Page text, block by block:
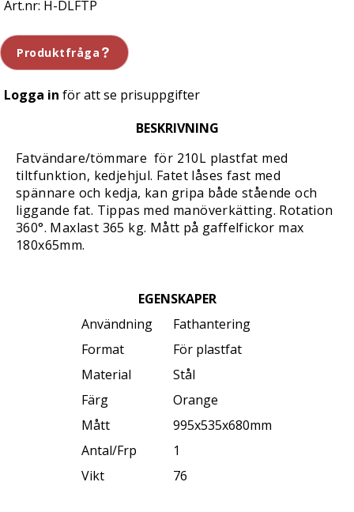
H-DLFTP
Produktfråga
Logga in för att se prisuppgifter
BESKRIVNING
Fatvändare/tömmare för 210L plastfat med
tiltfunktion, kedjehjul. Fatet låses fast med
spännare och kedja, kan gripa både stående och
liggande fat. Tippas med manöverkätting. Rotation
360°. Maxlast 365 kg. Mått på gaffelfickor max
180x65mm.
EGENSKAPER
Användning
Fathantering
Format
För plastfat
Material
Stål
Färg
Orange
Mått
995x535x680mm
Antal/Frp
1
Vikt
76